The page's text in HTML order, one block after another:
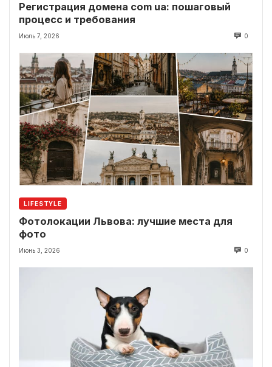
Регистрация домена com ua: пошаговый
процесс и требования
Июль 7, 2026 0
LIFESTYLE
Фотолокации Львова: лучшие места для
фото
Июнь 3, 2026 0